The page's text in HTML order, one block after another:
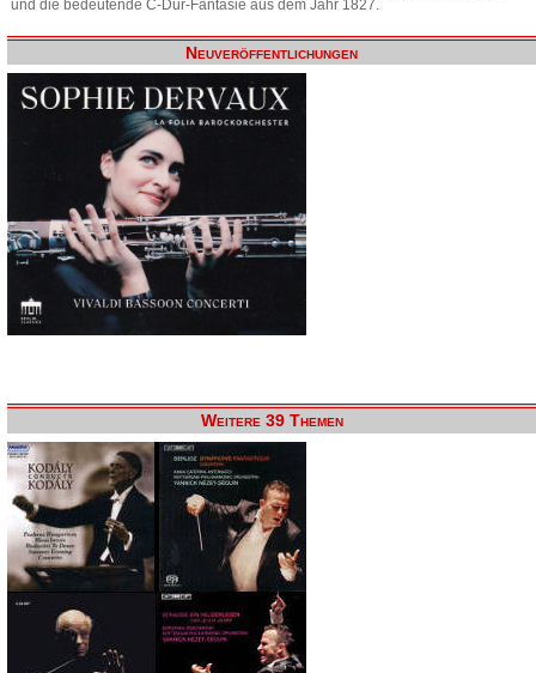
und die bedeutende C-Dur-Fantasie aus dem Jahr 1827.
Neuveröffentlichungen
Weitere 39 Themen